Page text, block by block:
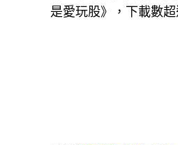
是愛玩股》，下載數超